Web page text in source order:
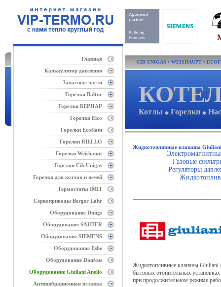
Главная
Калькулятор давления
Запасные части
Горелки Baltur
Горелки БЕРНАР
Горелки Elco
Горелки Ecoflam
Горелки RIELLO
Горелки Weishaupt
Горелки Cib Unigas
Горелки для котлов и печей
Термостаты IMIT
Сервоприводы Berger Lahr
Оборудование Dungs
Оборудование SAUTER
Оборудование SIEMENS
Оборудование Esbe
Оборудование Danfoss
Оборудование Giuliani Anello
Антивибрационная вставка
CIB UNIGAS • WEISHAUPT •
Котлы ◆ Горелки ◆
Жидкотопливные клапаны
Газовые
Регуляторы
Жидкотопливные клапаны Giuliani
бытовых отопительных установках
при продолжительном режиме